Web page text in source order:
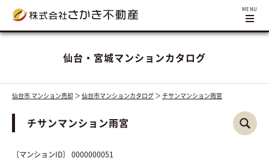
仙台・宮城マンションカタログ
仙台市 マンション売却 ＞ 仙台市マンションカタログ ＞ チサンマンション雨宮
チサンマンション雨宮
〔マンションID〕 0000000051